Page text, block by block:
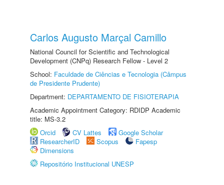
Carlos Augusto Marçal Camillo
National Council for Scientific and Technological
Development (CNPq) Research Fellow - Level 2
School: Faculdade de Ciências e Tecnologia (Câmpus
de Presidente Prudente)
Department: DEPARTAMENTO DE FISIOTERAPIA
Academic Appointment Category: RDIDP Academic
title: MS-3.2
Orcid
CV Lattes
Google Scholar
ResearcherID
Scopus
Fapesp
Dimensions
Repositório Institucional UNESP